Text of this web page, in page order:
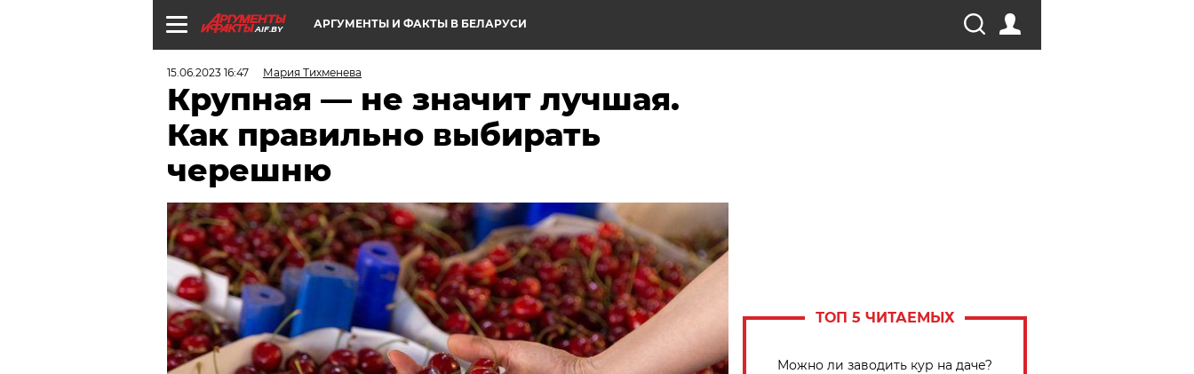
AIF.BY АРГУМЕНТЫ И ФАКТЫ В БЕЛАРУСИ
15.06.2023 16:47 Мария Тихменева
Крупная — не значит лучшая.
Как правильно выбирать
черешню
ТОП 5 ЧИТАЕМЫХ
Можно ли заводить кур на даче?